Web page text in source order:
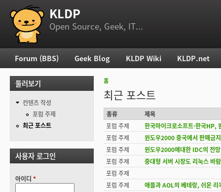
부 메뉴 KLDP
Open Source, Geek, IT...
현재 위치
홈
최근 포스트
종류
제목
포럼 주제
한국마이크로소프트-한국HP,
포럼 주제
윈도우2000 중국에서 판매금지
포럼 주제
윈도우2000에대한 IDC의 전망
포럼 주제
중대형 서버 시장도 리눅스 바
포럼 주제
포럼 주제
애플과 AOL의 베테랑, 쉬운 리
주 메뉴
Forum (BBS) Geek Blog KLDP Wiki KLDP.net
둘러보기
컨텐츠 작성
포럼 주제
최근 포스트
사용자 로그인
아이디 *